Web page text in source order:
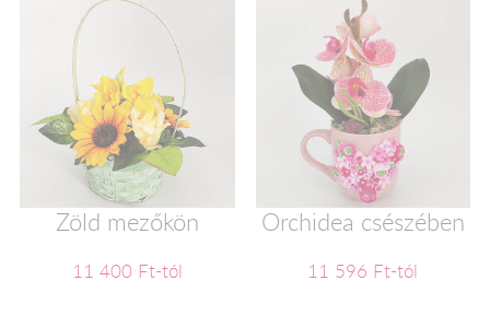
Zöld mezőkön
11 400 Ft-tól
Orchidea csészében
11 596 Ft-tól